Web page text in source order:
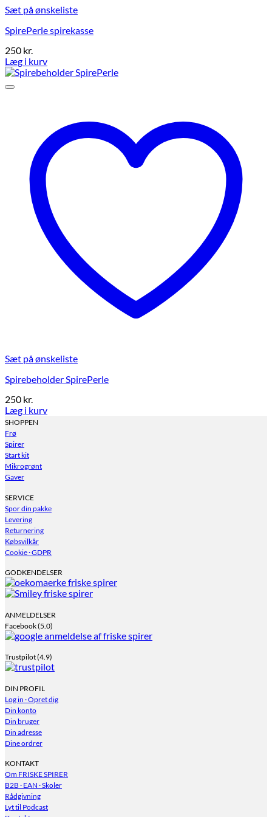
Sæt på ønskeliste
SpirePerle spirekasse
250 kr.
Læg i kurv
Sæt på ønskeliste
Spirebeholder SpirePerle
250 kr.
Læg i kurv
SHOPPEN
Frø
Spirer
Start kit
Mikrogrønt
Gaver
SERVICE
Spor din pakke
Levering
Returnering
Købsvilkår
Cookie · GDPR
GODKENDELSER
ANMELDELSER
Facebook (5.0)
Trustpilot (4.9)
DIN PROFIL
Log in · Opret dig
Din konto
Din bruger
Din adresse
Dine ordrer
KONTAKT
Om FRISKE SPIRER
B2B · EAN · Skoler
Rådgivning
Lyt til Podcast